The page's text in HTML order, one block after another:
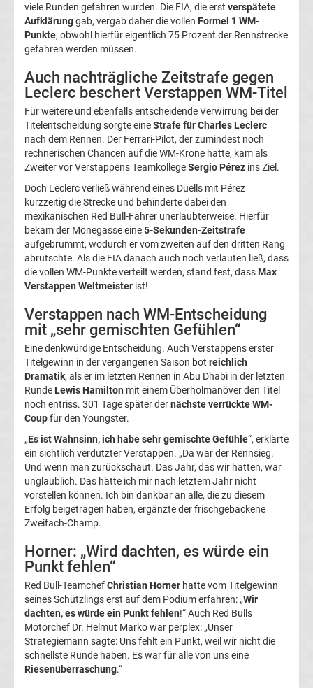
Ergebnisse
3.
Liga
Ergebnisse
Liga
Tabelle
DFB-
Pokal
Ergebnisse
Champions
League
Tabelle
Champions
League
Ergebnisse
Europa
League
Tabelle
Europa
viele Runden gefahren wurden. Die FIA, die erst verspätete
Aufklärunggab, vergab daher die vollen Formel 1 WM-
Punkte, obwohl hierfür eigentlich 75 Prozent der Rennstrecke
gefahren werden müssen.
Auch nachträgliche Zeitstrafe gegen
Leclerc beschert Verstappen WM-Titel
Für weitere und ebenfalls entscheidende Verwirrung bei der
Titelentscheidung sorgte eineStrafe für Charles Leclerc
nach dem Rennen. Der Ferrari-Pilot, der zumindest noch
rechnerischen Chancen auf die WM-Krone hatte, kam als
Zweiter vor Verstappens TeamkollegeSergio Pérez ins Ziel.
Doch Leclerc verließ während eines Duells mit Pérez
kurzzeitig die Strecke und behinderte dabei den
mexikanischen Red Bull-Fahrer unerlaubterweise. Hierfür
bekam der Monegasse eine5-Sekunden-Zeitstrafe
aufgebrummt, wodurch er vom zweiten auf den dritten Rang
abrutschte. Als die FIA danach auch noch verlauten ließ, dass
die vollen WM-Punkte verteilt werden, stand fest, dass Max
Verstappen Weltmeister ist!
Verstappen nach WM-Entscheidung
mit „sehr gemischten Gefühlen“
Eine denkwürdige Entscheidung. Auch Verstappens erster
Titelgewinn in der vergangenen Saison bot reichlich
Dramatik, als er im letzten Rennen in Abu Dhabi in der letzten
Runde Lewis Hamilton mit einem Überholmanöver den Titel
noch entriss. 301 Tage später dernächste verrückte WM-
Coupfür den Youngster.
„Es ist Wahnsinn, ich habe sehr gemischte Gefühle“, erklärte
ein sichtlich verdutzter Verstappen. „Da war der Rennsieg.
Und wenn man zurückschaut. Das Jahr, das wir hatten, war
unglaublich. Das hätte ich mir nach letztem Jahr nicht
vorstellen können. Ich bin dankbar an alle, die zu diesem
Erfolg beigetragen haben, ergänzte der frischgebackene
Zweifach-Champ.
Horner: „Wird dachten, es würde ein
Punkt fehlen“
Red Bull-TeamchefChristian Horner hatte vom Titelgewinn
seines Schützlings erst auf dem Podium erfahren: „Wir
dachten, es würde ein Punkt fehlen!“ Auch Red Bulls
Motorchef Dr. Helmut Marko war perplex: „Unser
Strategiemann sagte: Uns fehlt ein Punkt, weil wir nicht die
schnellste Runde haben. Es war für alle von uns eine
Riesenüberraschung.“